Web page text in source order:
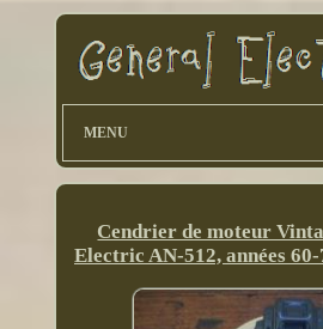
MENU
Cendrier de moteur
Electric AN-512, années 60-